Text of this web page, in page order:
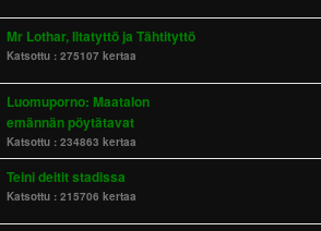
Mr Lothar, Iltatyttö ja Tähtityttö
Katsottu : 275107 kertaa
Luomuporno: Maatalon
emännän pöytätavat
Katsottu : 234863 kertaa
Teini deitit stadissa
Katsottu : 215706 kertaa